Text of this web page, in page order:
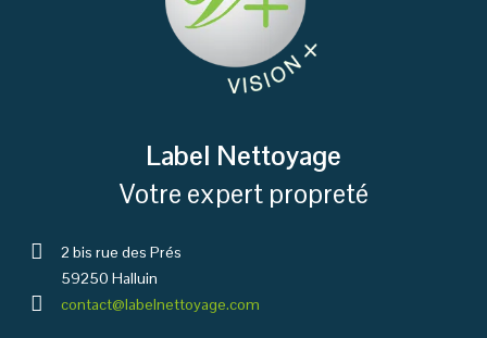
Label Nettoyage
Votre expert propreté
2 bis rue des Prés
59250 Halluin
contact@labelnettoyage.com